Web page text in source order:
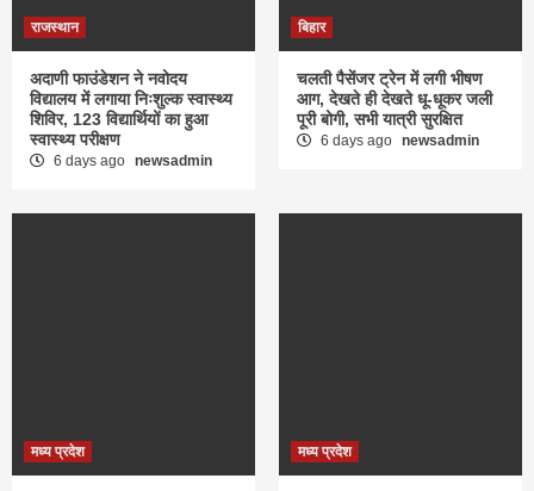
राजस्थान
अदाणी फाउंडेशन ने नवोदय
विद्यालय में लगाया निःशुल्क स्वास्थ्य
शिविर, 123 विद्यार्थियों का हुआ
स्वास्थ्य परीक्षण
6 days ago newsadmin
बिहार
चलती पैसेंजर ट्रेन में लगी भीषण
आग, देखते ही देखते धू-धूकर जली
पूरी बोगी, सभी यात्री सुरक्षित
6 days ago newsadmin
मध्य प्रदेश मध्य प्रदेश